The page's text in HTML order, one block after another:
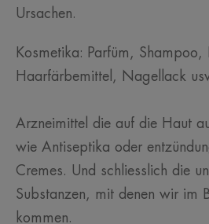
Ursachen.
Kosmetika: Parfüm, Shampoo,
Haarfärbemittel, Nagellack
Arzneimittel die auf die Haut
wie Antiseptika oder
Cremes. Und schliesslich die
Substanzen, mit denen wir im
kommen.